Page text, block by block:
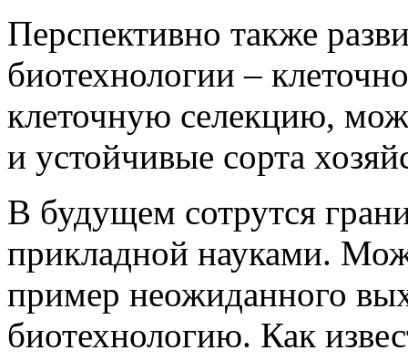
Перспективно также
биотехнологии –
клеточную селекцию,
и устойчивые сорта
В будущем сотрутся
прикладной науками.
пример неожиданного
биотехнологию. Как